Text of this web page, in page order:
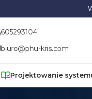
605293104
biuro@phu-kris.com
Projektowanie